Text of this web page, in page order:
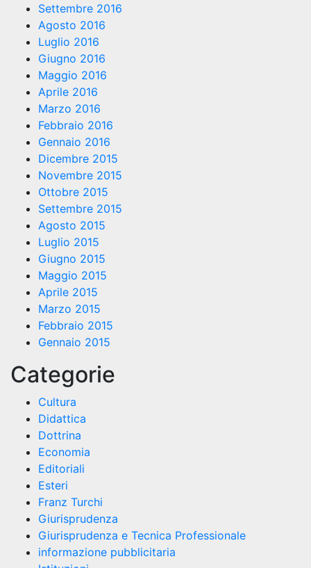
Settembre 2016
Agosto 2016
Luglio 2016
Giugno 2016
Maggio 2016
Aprile 2016
Marzo 2016
Febbraio 2016
Gennaio 2016
Dicembre 2015
Novembre 2015
Ottobre 2015
Settembre 2015
Agosto 2015
Luglio 2015
Giugno 2015
Maggio 2015
Aprile 2015
Marzo 2015
Febbraio 2015
Gennaio 2015
Categorie
Cultura
Didattica
Dottrina
Economia
Editoriali
Esteri
Franz Turchi
Giurisprudenza
Giurisprudenza e Tecnica Professionale
informazione pubblicitaria